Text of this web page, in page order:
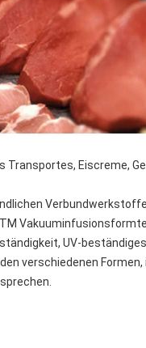
Transportes, Eiscreme,
UV-
verschiedenen Formen,